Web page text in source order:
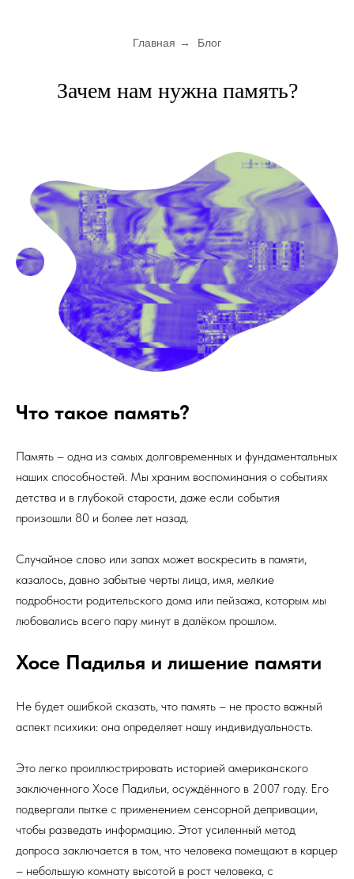
Главная → Блог
Зачем нам нужна память?
Что такое память?
Память – одна из самых долговременных и фундаментальных
наших способностей. Мы храним воспоминания о событиях
детства и в глубокой старости, даже если события
произошли 80 и более лет назад.
Случайное слово или запах может воскресить в памяти,
казалось, давно забытые черты лица, имя, мелкие
подробности родительского дома или пейзажа, которым мы
любовались всего пару минут в далёком прошлом.
Хосе Падилья и лишение памяти
Не будет ошибкой сказать, что память – не просто важный
аспект психики: она определяет нашу индивидуальность.
Это легко проиллюстрировать историей американского
заключенного Хосе Падильи, осуждённого в 2007 году. Его
подвергали пытке с применением сенсорной депривации,
чтобы разведать информацию. Этот усиленный метод
допроса заключается в том, что человека помещают в карцер
– небольшую комнату высотой в рост человека, с